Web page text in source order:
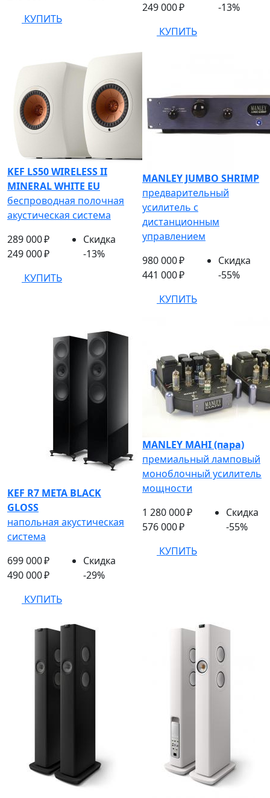
КУПИТЬ
249 000 ₽
-13%
КУПИТЬ
KEF LS50 WIRELESS II
MINERAL WHITE EU
беспроводная полочная
акустическая система
289 000 ₽
249 000 ₽
Скидка
-13%
КУПИТЬ
MANLEY JUMBO SHRIMP
предварительный
усилитель с
дистанционным
управлением
980 000 ₽
441 000 ₽
Скидка
-55%
КУПИТЬ
KEF R7 META BLACK
GLOSS
напольная акустическая
система
699 000 ₽
490 000 ₽
Скидка
-29%
КУПИТЬ
MANLEY MAHI (пара)
премиальный ламповый
моноблочный усилитель
мощности
1 280 000 ₽
576 000 ₽
Скидка
-55%
КУПИТЬ